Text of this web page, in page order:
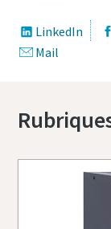
LinkedIn
Mail